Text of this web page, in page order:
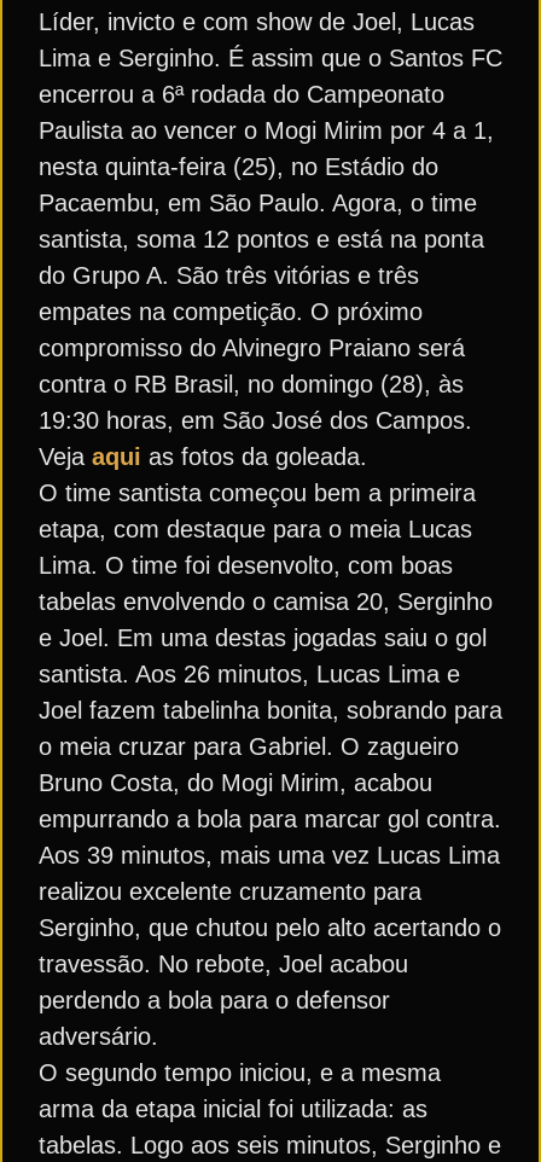
Líder, invicto e com show de Joel, Lucas
Lima e Serginho. É assim que o Santos FC
encerrou a 6ª rodada do Campeonato
Paulista ao vencer o Mogi Mirim por 4 a 1,
nesta quinta-feira (25), no Estádio do
Pacaembu, em São Paulo. Agora, o time
santista, soma 12 pontos e está na ponta
do Grupo A. São três vitórias e três
empates na competição. O próximo
compromisso do Alvinegro Praiano será
contra o RB Brasil, no domingo (28), às
19:30 horas, em São José dos Campos.
Veja aqui as fotos da goleada.
O time santista começou bem a primeira
etapa, com destaque para o meia Lucas
Lima. O time foi desenvolto, com boas
tabelas envolvendo o camisa 20, Serginho
e Joel. Em uma destas jogadas saiu o gol
santista. Aos 26 minutos, Lucas Lima e
Joel fazem tabelinha bonita, sobrando para
o meia cruzar para Gabriel. O zagueiro
Bruno Costa, do Mogi Mirim, acabou
empurrando a bola para marcar gol contra.
Aos 39 minutos, mais uma vez Lucas Lima
realizou excelente cruzamento para
Serginho, que chutou pelo alto acertando o
travessão. No rebote, Joel acabou
perdendo a bola para o defensor
adversário.
O segundo tempo iniciou, e a mesma
arma da etapa inicial foi utilizada: as
tabelas. Logo aos seis minutos, Serginho e